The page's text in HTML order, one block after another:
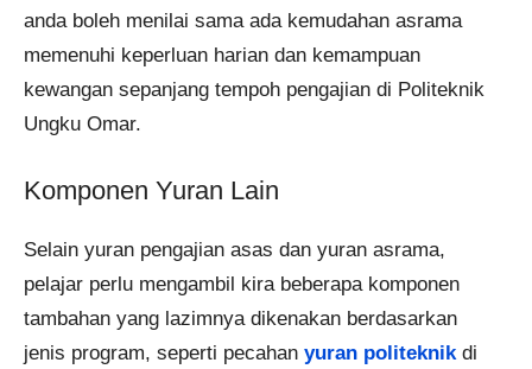
anda boleh menilai sama ada kemudahan asrama
memenuhi keperluan harian dan kemampuan
kewangan sepanjang tempoh pengajian di Politeknik
Ungku Omar.
Komponen Yuran Lain
Selain yuran pengajian asas dan yuran asrama,
pelajar perlu mengambil kira beberapa komponen
tambahan yang lazimnya dikenakan berdasarkan
jenis program, seperti pecahan yuran politeknikdi